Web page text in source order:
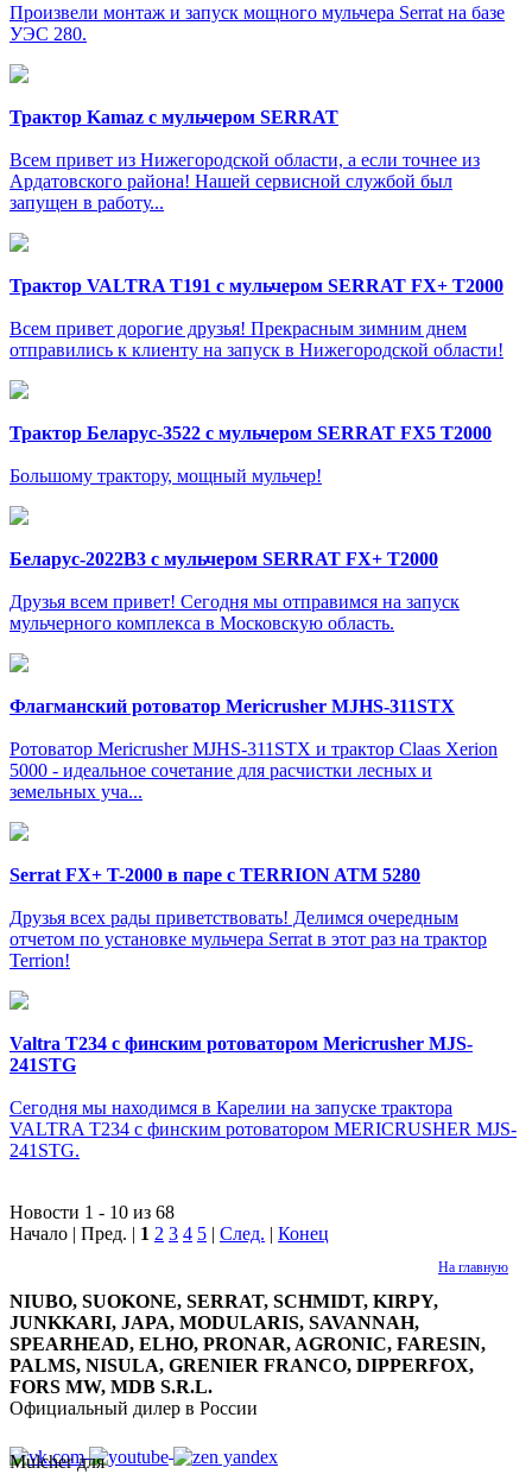
Произвели монтаж и запуск мощного мульчера Serrat на базе
УЭС 280.
Трактор Kamaz с мульчером SERRAT
Всем привет из Нижегородской области, а если точнее из
Ардатовского района! Нашей сервисной службой был
запущен в работу...
Трактор VALTRA T191 с мульчером SERRAT FX+ T2000
Всем привет дорогие друзья! Прекрасным зимним днем
отправились к клиенту на запуск в Нижегородской области!
Трактор Беларус-3522 с мульчером SERRAT FX5 T2000
Большому трактору, мощный мульчер!
Беларус-2022В3 c мульчером SERRAT FX+ T2000
Друзья всем привет! Сегодня мы отправимся на запуск
мульчерного комплекса в Московскую область.
Флагманский ротоватор Mericrusher MJHS-311STX
Ротоватор Mericrusher MJHS-311STX и трактор Claas Xerion
5000 - идеальное сочетание для расчистки лесных и
земельных уча...
Serrat FX+ T-2000 в паре с TERRION ATM 5280
Друзья всех рады приветствовать! Делимся очередным
отчетом по установке мульчера Serrat в этот раз на трактор
Terrion!
Valtra T234 c финским ротоватором Mericrusher MJS-
241STG
Сегодня мы находимся в Карелии на запуске трактора
VALTRA T234 с финским ротоватором MERICRUSHER MJS-
241STG.
Новости 1 - 10 из 68
Начало | Пред. | 1 2 3 4 5 | След. | Конец
На главную
NIUBO, SUOKONE, SERRAT, SCHMIDT, KIRPY,
JUNKKARI, JAPA, MODULARIS, SAVANNAH,
SPEARHEAD, ELHO, PRONAR, AGRONIC, FARESIN,
PALMS, NISULA, GRENIER FRANCO, DIPPERFOX,
FORS MW, MDB S.R.L.
Официальный дилер в России
Mulcher для